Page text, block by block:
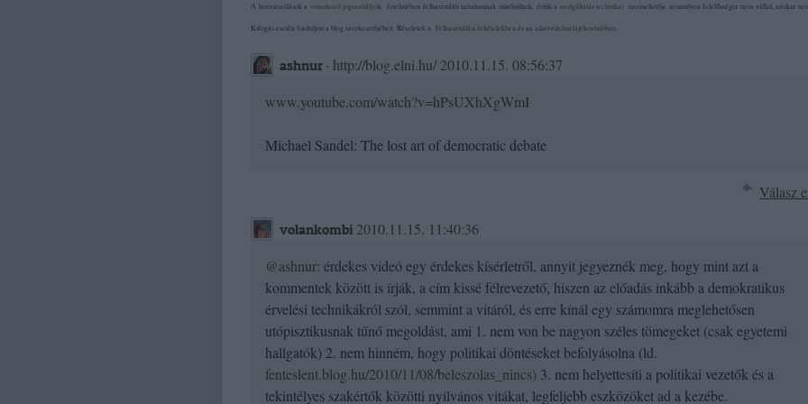
A hozzászólások a vonatkozó jogszabályok értelmében felhasználói tartalomnak minősülnek, értük a szolgáltatás technikai üzemeltetője semmilyen felelősséget nem vállal, azokat
Kifogás esetén forduljon a blog szerkesztőjéhez. Részletek a Felhasználási feltételekben és az adatvédelmi tájékoztatóban
ashnur · http://blog.elni.hu/ 2010.11.15. 08:56:37
www.youtube.com/watch?v=hPsUXhXgWmI
Michael Sandel: The lost art of democratic debate
Válasz
volankombi 2010.11.15. 11:40:36
@ashnur: érdekes videó egy érdekes kísérletről, annyit jegyeznék meg, hogy mint azt a
kommentek között is írják, a cím kissé félrevezető, hiszen az előadás inkább a demokratikus
érvelési technikákról szól, semmint a vitáról, és erre kínál egy számomra meglehetősen
utópisztikusnak tűnő megoldást, ami 1. nem von be nagyon széles tömegeket (csak egyetemi
hallgatók) 2. nem hinném, hogy politikai döntéseket befolyásolna (ld.
fenteslent.blog.hu/2010/11/08/beleszolas_nincs) 3. nem helyettesíti a politikai vezetők és a
tekintélyes szakértők közötti nyilvános vitákat, legfeljebb eszközöket ad a kezébe.